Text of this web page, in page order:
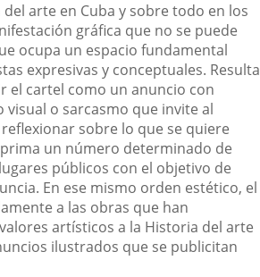
arte en Cuba y sobre todo en los
gráfica que no se puede
ocupa un espacio fundamental
expresivas y conceptuales. Resulta
el cartel como un anuncio con
visual o sarcasmo que invite al
sobre lo que se quiere
un número determinado de
públicos con el objetivo de
En ese mismo orden estético, el
a las obras que han
artísticos a la Historia del arte
ilustrados que se publicitan